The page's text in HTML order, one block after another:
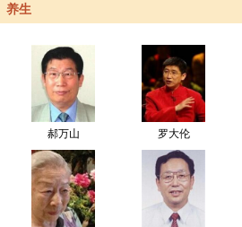
养生
郝万山 罗大伦